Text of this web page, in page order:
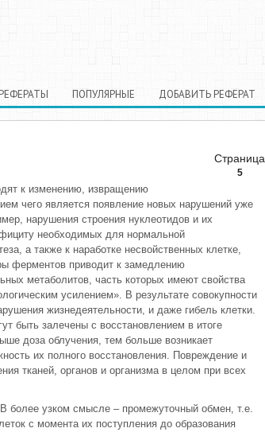
ПОПУЛЯРНЫЕ ДОБАВИТЬ РЕФЕРАТ
Страница
5
к изменению, извращению
чего является появление новых нарушений уже
нарушения строения нуклеотидов и их
необходимых для нормальной
а также к наработке несвойственных клетке,
ферментов приводит к замедлению
метаболитов, часть которых имеют свойства
усилением». В результате совокупности
жизнедеятельности, и даже гибель клетки.
быть залечены с восстановлением в итоге
доза облучения, тем больше возникает
их полного восстановления. Повреждение и
тканей, органов и организма в целом при всех
более узком смысле – промежуточный обмен, т.е.
с момента их поступления до образования